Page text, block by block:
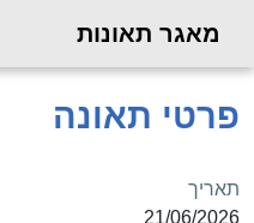
מאגר תאונות
פרטי תאונה
תאריך
21/06/2026